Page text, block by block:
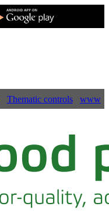
Thematic controls www